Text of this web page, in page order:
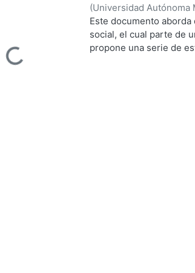
Loading...
(Universidad Autónoma
de Servicios de
Este documento
social, el cual parte de
propone una serie de